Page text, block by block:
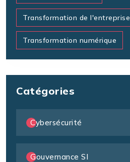
Transformation de l'entreprise
Transformation numérique
Catégories
Cybersécurité
Gouvernance SI